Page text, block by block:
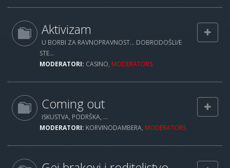
Aktivizam
U BORBI ZA RAVNOPRAVNOST... DOBRODOŠLI/E
STE...
MODERATORI: CASINO, MODERATORS
Coming out
ISKUSTVA, PODRŠKA, ...
MODERATORI: KORVINODAMBERA, MODERATORS